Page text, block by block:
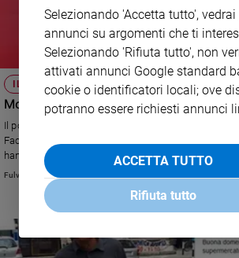
IL DIBATTITO SUI SOCIAL
Morandi: ma il Paradiso esiste?
Il popolare cantante ha scritto un post sulla sua
Facebook in cui si pone questa domanda: moltissimi i commenti, che
hanno acceso un interessante dibattito. E lui
Fulvia Degl'Innocenti
Selezionando 'Accetta tutto',
annunci su argomenti che ti
Selezionando 'Rifiuta tutto', non
attivati annunci Google standard
cookie o identificatori locali; ove
potranno essere richiesti annunci
ACCETTA TUTTO
Rifiuta tutto